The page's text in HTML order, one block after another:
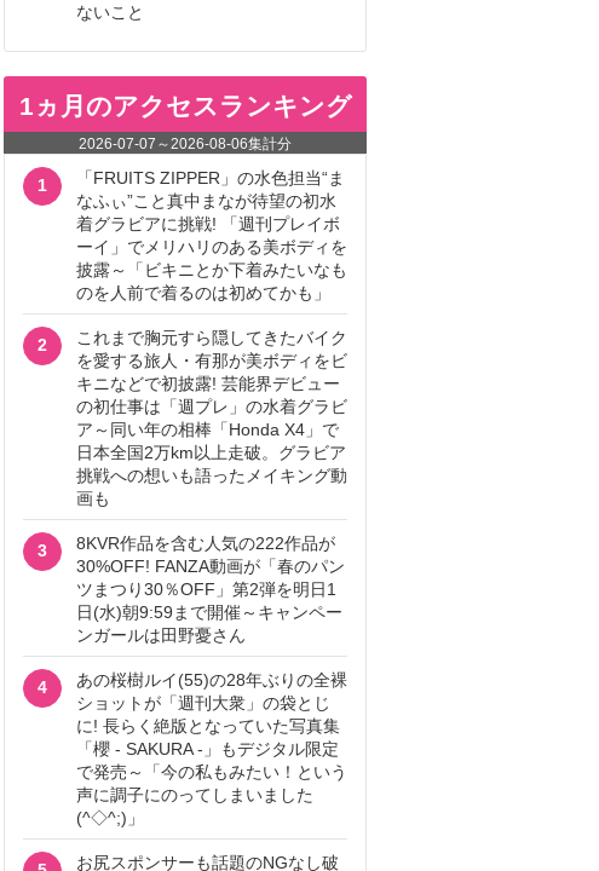
ないこと
1ヵ月のアクセスランキング
2026-07-07 ～2026-08-06集計分
1
「FRUITS ZIPPER」の水色担当“ま
なふぃ”こと真中まなが待望の初水
着グラビアに挑戦! 「週刊プレイボ
ーイ」でメリハリのある美ボディを
披露～「ビキニとか下着みたいなも
のを人前で着るのは初めてかも」
2
これまで胸元すら隠してきたバイク
を愛する旅人・有那が美ボディをビ
キニなどで初披露! 芸能界デビュー
の初仕事は「週プレ」の水着グラビ
ア～同い年の相棒「Honda X4」で
日本全国2万km以上走破。グラビア
挑戦への想いも語ったメイキング動
画も
3
8KVR作品を含む人気の222作品が
30%OFF! FANZA動画が「春のパン
ツまつり30％OFF」第2弾を明日1
日(水)朝9:59まで開催～キャンペー
ンガールは田野憂さん
4
あの桜樹ルイ(55)の28年ぶりの全裸
ショットが「週刊大衆」の袋とじ
に! 長らく絶版となっていた写真集
「櫻 - SAKURA -」もデジタル限定
で発売～「今の私もみたい！という
声に調子にのってしまいました
(^◇^;)」
お尻スポンサーも話題のNGなし破